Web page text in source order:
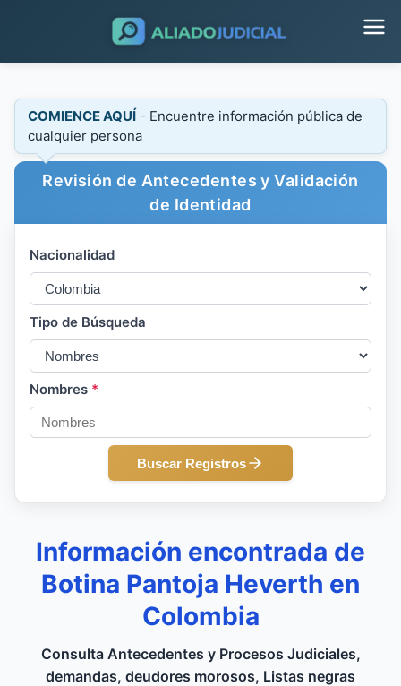
COMIENCE AQUÍ - Encuentre información pública de
cualquier persona
Revisión de Antecedentes y Validación
de Identidad
Nacionalidad
Tipo de Búsqueda
Nombres *
Buscar Registros
Información encontrada de
Botina Pantoja Heverth en
Colombia
Consulta Antecedentes y Procesos Judiciales,
demandas, deudores morosos, Listas negras